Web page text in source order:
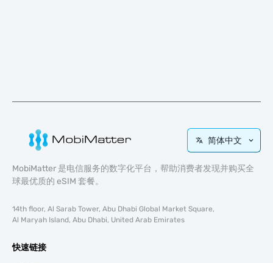
简体中文
MobiMatter 是电信服务的数字化平台，帮助消费者发现并购买全
球最优质的 eSIM 套餐。
14th floor, Al Sarab Tower, Abu Dhabi Global Market Square,
Al Maryah Island, Abu Dhabi, United Arab Emirates
快速链接